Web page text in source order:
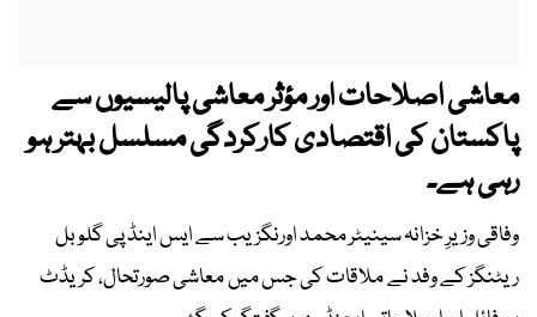
معاشی اصلاحات اور مؤثر معاشی پالیسیوں سے
پاکستان کی اقتصادی کارکردگی مسلسل بہتر ہو
رہی ہے۔
وفاقی وزیرِ خزانہ سینیٹر محمد اورنگزیب سے ایس اینڈ پی گلوبل
ریٹنگز کے وفد نے ملاقات کی جس میں معاشی صورتحال، کریڈٹ